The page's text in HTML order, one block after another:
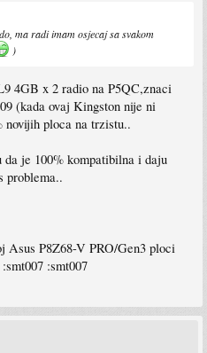
ma radi imam osjecaj sa svakom
)
4GB x 2 radio na P5QC,znaci
(kada ovaj Kingston nije ni
novijih ploca na trzistu..
je 100% kompatibilna i daju
problema..
Asus P8Z68-V PRO/Gen3 ploci
:smt007